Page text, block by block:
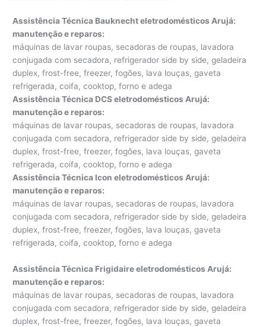
Assistência Técnica Bauknecht eletrodomésticos Arujá:
manutenção e reparos:
máquinas de lavar roupas, secadoras de roupas, lavadora
conjugada com secadora, refrigerador side by side, geladeira
duplex, frost-free, freezer, fogões, lava louças, gaveta
refrigerada, coifa, cooktop, forno e adega
Assistência Técnica DCS eletrodomésticos Arujá:
manutenção e reparos:
máquinas de lavar roupas, secadoras de roupas, lavadora
conjugada com secadora, refrigerador side by side, geladeira
duplex, frost-free, freezer, fogões, lava louças, gaveta
refrigerada, coifa, cooktop, forno e adega
Assistência Técnica Icon eletrodomésticos Arujá:
manutenção e reparos:
máquinas de lavar roupas, secadoras de roupas, lavadora
conjugada com secadora, refrigerador side by side, geladeira
duplex, frost-free, freezer, fogões, lava louças, gaveta
refrigerada, coifa, cooktop, forno e adega
Assistência Técnica Frigidaire eletrodomésticos Arujá:
manutenção e reparos:
máquinas de lavar roupas, secadoras de roupas, lavadora
conjugada com secadora, refrigerador side by side, geladeira
duplex, frost-free, freezer, fogões, lava louças, gaveta